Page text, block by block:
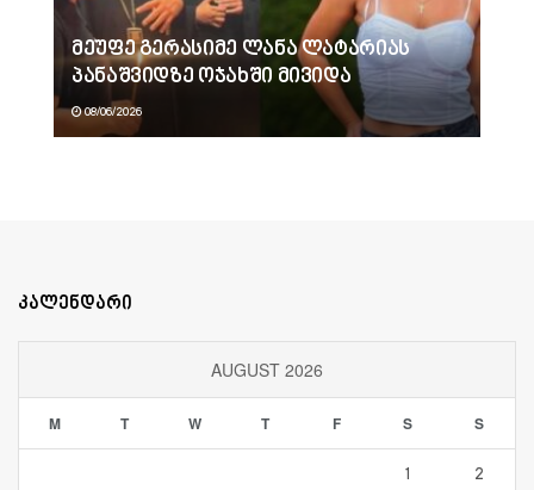
მეუფე გერასიმე ლანა ლატარიას
პანაშვიდზე ოჯახში მივიდა
08/06/2026
კალენდარი
AUGUST 2026
M T W T F S S
1 2